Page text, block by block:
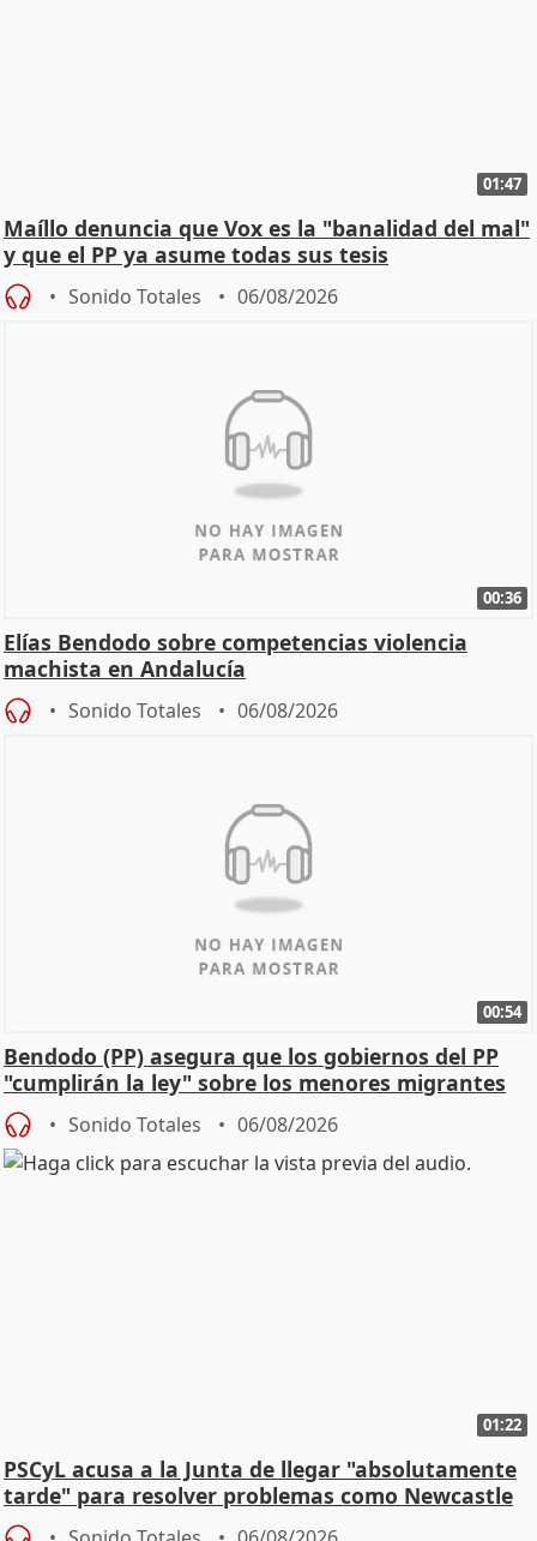
01:47
Maíllo denuncia que Vox es la "banalidad del mal"
y que el PP ya asume todas sus tesis
Sonido Totales 06/08/2026
00:36
Elías Bendodo sobre competencias violencia
machista en Andalucía
Sonido Totales 06/08/2026
00:54
Bendodo (PP) asegura que los gobiernos del PP
"cumplirán la ley" sobre los menores migrantes
Sonido Totales 06/08/2026
01:22
PSCyL acusa a la Junta de llegar "absolutamente
tarde" para resolver problemas como Newcastle